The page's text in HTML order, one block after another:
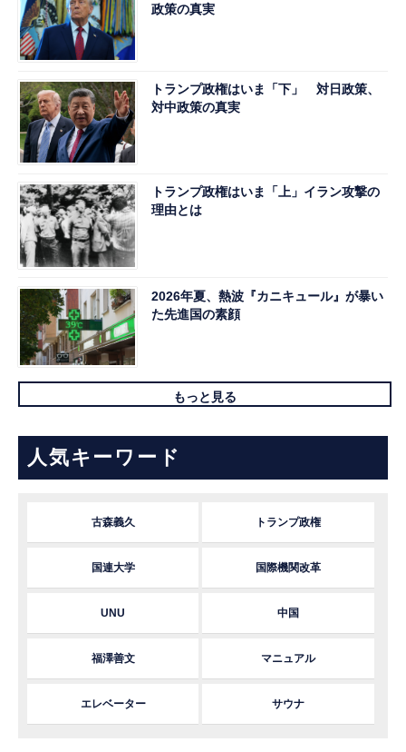
政策の真実
トランプ政権はいま「下」 対日政策、
対中政策の真実
トランプ政権はいま「上」イラン攻撃の
理由とは
2026年夏、熱波『カニキュール』が暴い
た先進国の素顔
もっと見る
人気キーワード
古森義久 トランプ政権
国連大学 国際機関改革
UNU 中国
福澤善文 マニュアル
エレベーター サウナ